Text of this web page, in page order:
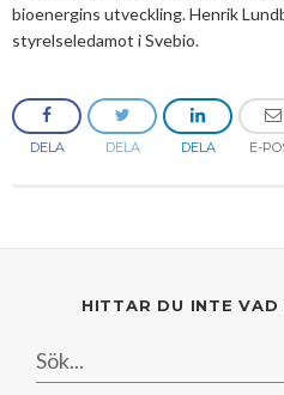
bioenergins utveckling. Henrik
styrelseledamot i Svebio.
DELA DELA DELA E-
HITTAR DU INTE VAD